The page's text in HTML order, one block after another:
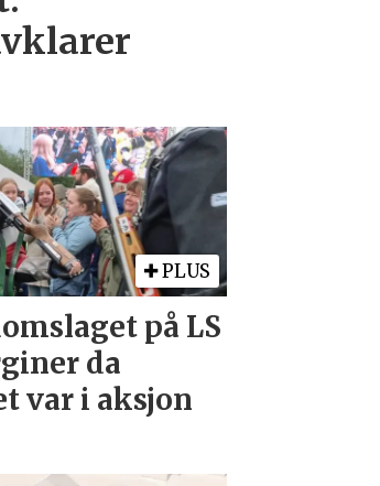
PLUS
på LS
da
var i aksjon